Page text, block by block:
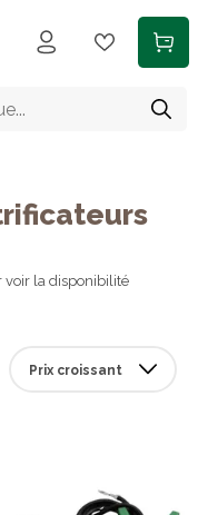
voir la disponibilité